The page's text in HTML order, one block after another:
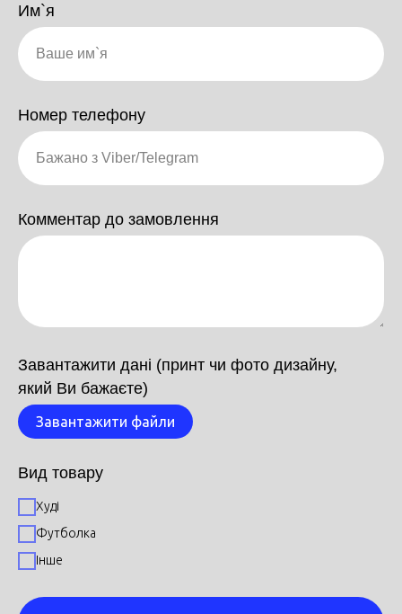
Им`я
Номер телефону
Комментар до замовлення
Завантажити дані (принт чи фото дизайну,
який Ви бажаєте)
Завантажити файли
Вид товару
Худі
Футболка
Інше